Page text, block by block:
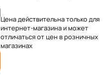
Цена действительна только для
интернет-магазина и может
отличаться от цен в розничных
магазинах